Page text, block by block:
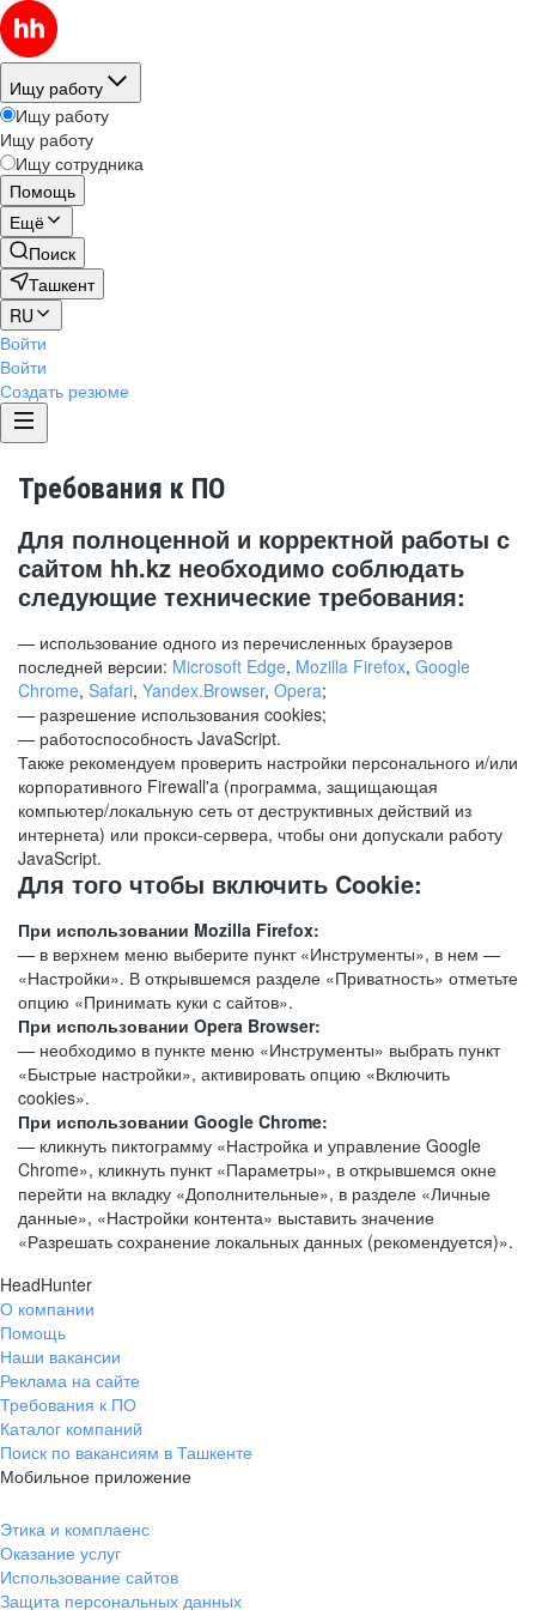
Ищу работу
Ищу работу
Ищу работу
Ищу сотрудника
Помощь
Ещё
Поиск
Ташкент
RU
Войти
Войти
Создать резюме
Требования к ПО
Для полноценной и корректной работы с
сайтом hh.kz необходимо соблюдать
следующие технические требования:
— использование одного из перечисленных браузеров
последней версии: Microsoft Edge, Mozilla Firefox, Google
Chrome, Safari, Yandex.Browser, Opera;
— разрешение использования cookies;
— работоспособность JavaScript.
Также рекомендуем проверить настройки персонального и/или
корпоративного Firewall'a (программа, защищающая
компьютер/локальную сеть от деструктивных действий из
интернета) или прокси-сервера, чтобы они допускали работу
JavaScript.
Для того чтобы включить Cookie:
При использовании Mozilla Firefox:
— в верхнем меню выберите пункт «Инструменты», в нем —
«Настройки». В открывшемся разделе «Приватность» отметьте
опцию «Принимать куки с сайтов».
При использовании Opera Browser:
— необходимо в пункте меню «Инструменты» выбрать пункт
«Быстрые настройки», активировать опцию «Включить
cookies».
При использовании Google Chrome:
— кликнуть пиктограмму «Настройка и управление Google
Chrome», кликнуть пункт «Параметры», в открывшемся окне
перейти на вкладку «Дополнительные», в разделе «Личные
данные», «Настройки контента» выставить значение
«Разрешать сохранение локальных данных (рекомендуется)».
HeadHunter
О компании
Помощь
Наши вакансии
Реклама на сайте
Требования к ПО
Каталог компаний
Поиск по вакансиям в Ташкенте
Мобильное приложение
Этика и комплаенс
Оказание услуг
Использование сайтов
Защита персональных данных